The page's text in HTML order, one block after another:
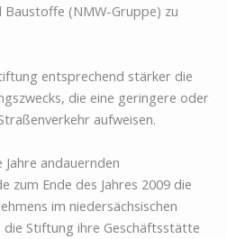
Baustoffe (NMW-Gruppe) zu
entsprechend stärker die
die eine geringere oder
aufweisen.
andauernden
zum Ende des Jahres 2009 die
im niedersächsischen
die Stiftung ihre Geschäftsstätte